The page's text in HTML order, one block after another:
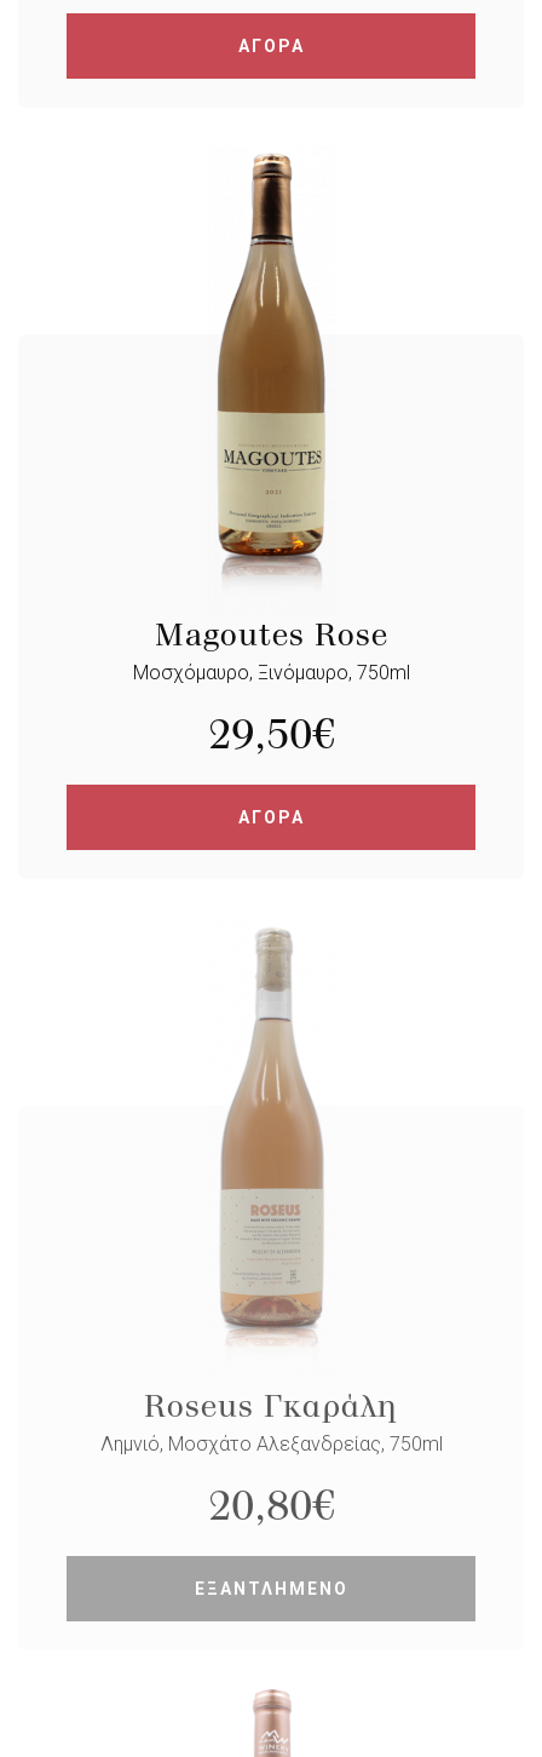
ΑΓΟΡΑ
Magoutes Rose
Μοσχόμαυρο, Ξινόμαυρο, 750ml
29,50€
ΑΓΟΡΑ
Roseus Γκαράλη
Λημνιό, Μοσχάτο Αλεξανδρείας, 750ml
20,80€
ΕΞΑΝΤΛΗΜΕΝΟ